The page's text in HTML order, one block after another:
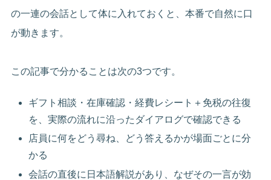
の一連の会話として体に入れておくと、本番で自然に口
が動きます。
この記事で分かることは次の3つです。
ギフト相談・在庫確認・経費レシート＋免税の往復
を、実際の流れに沿ったダイアログで確認できる
店員に何をどう尋ね、どう答えるかが場面ごとに分
かる
会話の直後に日本語解説があり、なぜその一言が効